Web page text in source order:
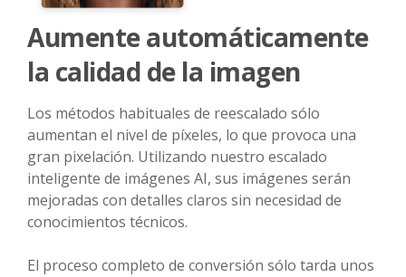
Aumente automáticamente
la calidad de la imagen
Los métodos habituales de reescalado sólo
aumentan el nivel de píxeles, lo que provoca una
gran pixelación. Utilizando nuestro escalado
inteligente de imágenes AI, sus imágenes serán
mejoradas con detalles claros sin necesidad de
conocimientos técnicos.
El proceso completo de conversión sólo tarda unos